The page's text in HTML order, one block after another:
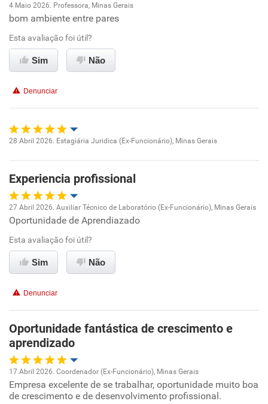
Conciliação com a vida familiar
Benefícios
Recomenda esta empresa
Oportunidade de promoção
Ambiente de trabalho
Benefícios
Recomenda esta empresa
4 Maio 2026. Professora, Minas Gerais
bom ambiente entre pares
Esta avaliação foi útil?
Sim Não
Denunciar
Ambiente de trabalho
Benefícios
Recomenda esta empresa
28 Abril 2026. Estagiária Juridica (Ex-Funcionário), Minas Gerais
Experiencia profissional
Oportunidade de promoção
Ambiente de trabalho
Benefícios
Recomenda esta empresa
27 Abril 2026. Auxiliar Técnico de Laboratório (Ex-Funcionário), Minas Gerais
Oportunidade de Aprendiazado
Esta avaliação foi útil?
Sim Não
Denunciar
Oportunidade fantástica de crescimento e
aprendizado
Oportunidade de promoção
17 Abril 2026. Coordenador (Ex-Funcionário), Minas Gerais
Empresa excelente de se trabalhar, oportunidade muito boa
de crescimento e de desenvolvimento profissional.